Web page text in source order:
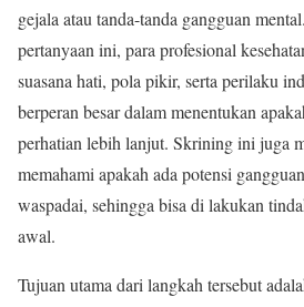
gejala atau tanda-tanda gangguan
pertanyaan ini, para profesional
suasana hati, pola pikir, serta perilaku
berperan besar dalam menentukan
perhatian lebih lanjut. Skrining ini juga
memahami apakah ada potensi
waspadai, sehingga bisa di lakukan
awal.
Tujuan utama dari langkah tersebut